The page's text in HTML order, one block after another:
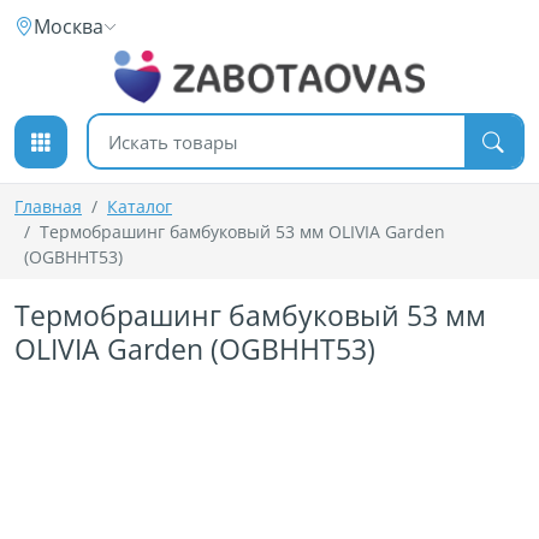
К содержимому
Москва
Поиск товаров
Главная
Каталог
Термобрашинг бамбуковый 53 мм OLIVIA Garden
(OGBHHT53)
Термобрашинг бамбуковый 53 мм
OLIVIA Garden (OGBHHT53)